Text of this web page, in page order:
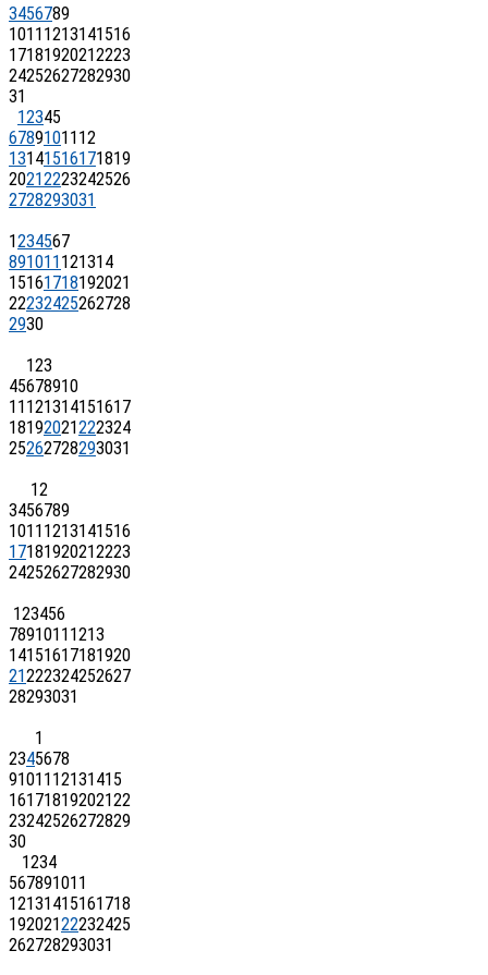
3456789
10111213141516
17181920212223
24252627282930
31
12345
6789101112
13141516171819
20212223242526
2728293031
1234567
891011121314
15161718192021
22232425262728
2930
123
45678910
11121314151617
18192021222324
25262728293031
12
3456789
10111213141516
17181920212223
24252627282930
123456
78910111213
14151617181920
21222324252627
28293031
1
2345678
9101112131415
16171819202122
23242526272829
30
1234
567891011
12131415161718
19202122232425
262728293031